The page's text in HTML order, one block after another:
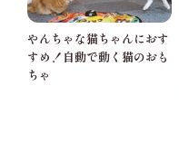
やんちゃな猫ちゃんにおす
すめ！自動で動く猫のおも
ちゃ